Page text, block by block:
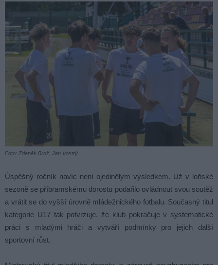
Foto: Zdeněk Brož, Jan Vostrý
Úspěšný ročník navíc není ojedinělým výsledkem. Už v loňské
sezoně se příbramskému dorostu podařilo ovládnout svou soutěž
a vrátit se do vyšší úrovně mládežnického fotbalu. Současný titul
kategorie U17 tak potvrzuje, že klub pokračuje v systematické
práci s mladými hráči a vytváří podmínky pro jejich další
sportovní růst.